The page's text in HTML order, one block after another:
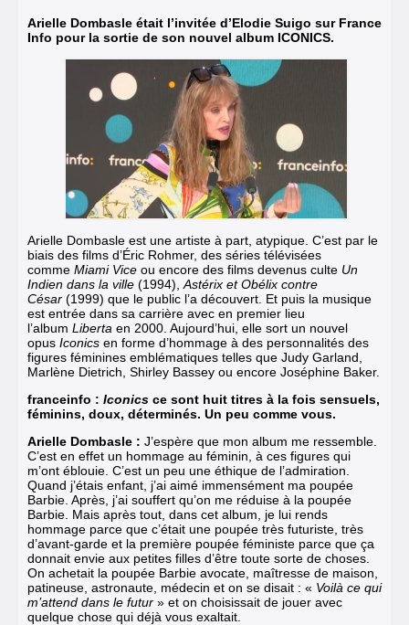
Arielle Dombasle était l’invitée d’Elodie Suigo sur France
Info pour la sortie de son nouvel album ICONICS.
Arielle Dombasle est une artiste à part, atypique. C’est par le
biais des films d’Éric Rohmer, des séries télévisées
comme Miami Vice ou encore des films devenus culte Un
Indien dans la ville (1994), Astérix et Obélix contre
César (1999) que le public l’a découvert. Et puis la musique
est entrée dans sa carrière avec en premier lieu
l’album Liberta en 2000. Aujourd’hui, elle sort un nouvel
opus Iconics en forme d’hommage à des personnalités des
figures féminines emblématiques telles que Judy Garland,
Marlène Dietrich, Shirley Bassey ou encore Joséphine Baker.
franceinfo : Iconics ce sont huit titres à la fois sensuels,
féminins, doux, déterminés. Un peu comme vous.
Arielle Dombasle : J’espère que mon album me ressemble.
C’est en effet un hommage au féminin, à ces figures qui
m’ont éblouie. C’est un peu une éthique de l’admiration.
Quand j’étais enfant, j’ai aimé immensément ma poupée
Barbie. Après, j’ai souffert qu’on me réduise à la poupée
Barbie. Mais après tout, dans cet album, je lui rends
hommage parce que c’était une poupée très futuriste, très
d’avant-garde et la première poupée féministe parce que ça
donnait envie aux petites filles d’être toute sorte de choses.
On achetait la poupée Barbie avocate, maîtresse de maison,
patineuse, astronaute, médecin et on se disait : « Voilà ce qui
m’attend dans le futur » et on choisissait de jouer avec
quelque chose qui déjà vous exaltait.